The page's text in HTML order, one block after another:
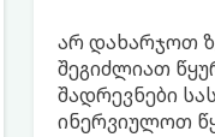
არ დახარჯოთ
შეგიძლიათ
შადრევნები
ინერვიულოთ